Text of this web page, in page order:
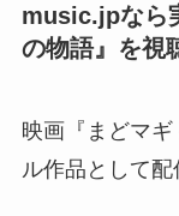
music.jpなら
の物語』を視
映画『まどマ
ル作品として配